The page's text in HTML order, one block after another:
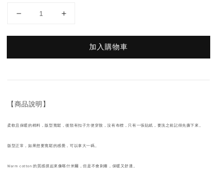
加入購物車
【商品說明】
柔軟且保暖的棉料，版型寬鬆，後頸有扣子方便穿脫，沒有布標，只有一張貼紙，要洗之前記得先撕下來。
版型正常，如果想要寬鬆的感覺，可以拿大一碼。
Warm cotton 的質感摸起來像喀什米爾，但是不會刺癢，保暖又舒適。